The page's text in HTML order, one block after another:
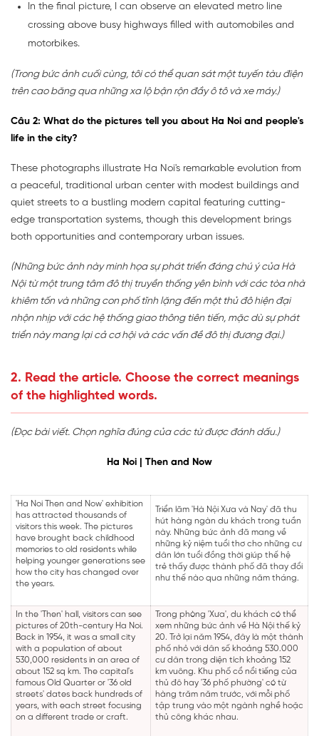
In the final picture, I can observe an elevated metro line
crossing above busy highways filled with automobiles and
motorbikes.
(Trong bức ảnh cuối cùng, tôi có thể quan sát một tuyến tàu điện
trên cao băng qua những xa lộ bận rộn đầy ô tô và xe máy.)
Câu 2: What do the pictures tell you about Ha Noi and people's
life in the city?
These photographs illustrate Ha Noi's remarkable evolution from
a peaceful, traditional urban center with modest buildings and
quiet streets to a bustling modern capital featuring cutting-
edge transportation systems, though this development brings
both opportunities and contemporary urban issues.
(Những bức ảnh này minh họa sự phát triển đáng chú ý của Hà
Nội từ một trung tâm đô thị truyền thống yên bình với các tòa nhà
khiêm tốn và những con phố tĩnh lặng đến một thủ đô hiện đại
nhộn nhịp với các hệ thống giao thông tiên tiến, mặc dù sự phát
triển này mang lại cả cơ hội và các vấn đề đô thị đương đại.)
2. Read the article. Choose the correct meanings
of the highlighted words.
(Đọc bài viết. Chọn nghĩa đúng của các từ được đánh dấu.)
Ha Noi | Then and Now
'Ha Noi Then and Now' exhibition
has attracted thousands of
visitors this week. The pictures
have brought back childhood
memories to old residents while
helping younger generations see
how the city has changed over
the years.
Triển lãm 'Hà Nội Xưa và Nay' đã thu
hút hàng ngàn du khách trong tuần
này. Những bức ảnh đã mang về
những kỷ niệm tuổi thơ cho những cư
dân lớn tuổi đồng thời giúp thế hệ
trẻ thấy được thành phố đã thay đổi
như thế nào qua những năm tháng.
In the 'Then' hall, visitors can see
pictures of 20th-century Ha Noi.
Back in 1954, it was a small city
with a population of about
530,000 residents in an area of
about 152 sq km. The capital's
famous Old Quarter or '36 old
streets' dates back hundreds of
years, with each street focusing
on a different trade or craft.
Trong phòng 'Xưa', du khách có thể
xem những bức ảnh về Hà Nội thế kỷ
20. Trở lại năm 1954, đây là một thành
phố nhỏ với dân số khoảng 530.000
cư dân trong diện tích khoảng 152
km vuông. Khu phố cổ nổi tiếng của
thủ đô hay '36 phố phường' có từ
hàng trăm năm trước, với mỗi phố
tập trung vào một ngành nghề hoặc
thủ công khác nhau.